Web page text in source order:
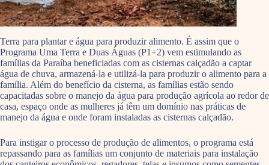
Terra para plantar e água para produzir alimento. É assim que o
Programa Uma Terra e Duas Águas (P1+2) vem estimulando as
famílias da Paraíba beneficiadas com as cisternas calçadão a captar
água de chuva, armazená-la e utilizá-la para produzir o alimento para a
família. Além do benefício da cisterna, as famílias estão sendo
capacitadas sobre o manejo da água para produção agrícola ao redor de
casa, espaço onde as mulheres já têm um domínio nas práticas de
manejo da água e onde foram instaladas as cisternas calçadão.
Para instigar o processo de produção de alimentos, o programa está
repassando para as famílias um conjunto de materiais para instalação